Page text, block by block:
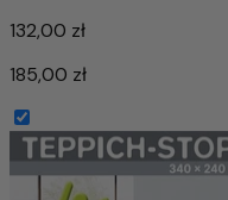
132,00 zł
185,00 zł